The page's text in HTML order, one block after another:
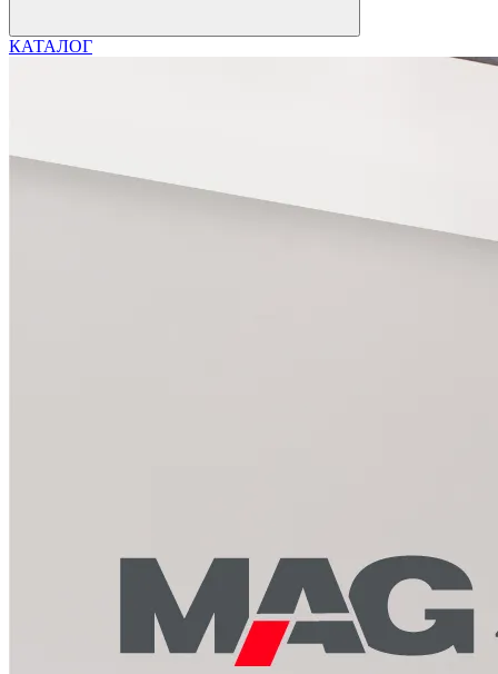
КАТАЛОГ